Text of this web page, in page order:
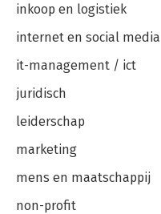
inkoop en logistiek
internet en social media
it-management / ict
juridisch
leiderschap
marketing
mens en maatschappij
non-profit